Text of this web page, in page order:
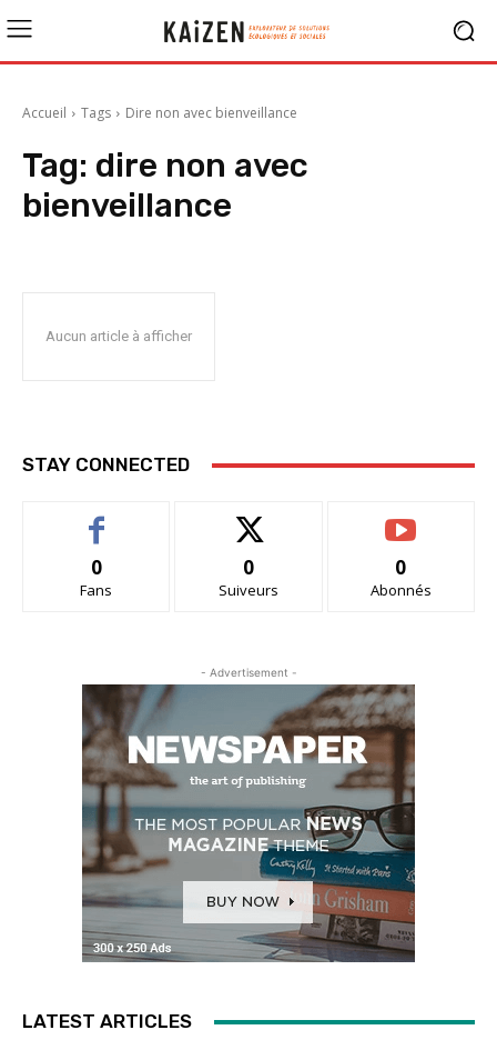
Accueil Tags Dire non avec bienveillance
Tag: dire non avec
bienveillance
Aucun article à afficher
STAY CONNECTED
0
Fans
0
Suiveurs
0
Abonnés
- Advertisement -
LATEST ARTICLES